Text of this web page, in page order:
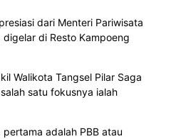
dari Menteri Pariwisata
di Resto Kampoeng
Walikota Tangsel Pilar Saga
satu fokusnya ialah
adalah PBB atau